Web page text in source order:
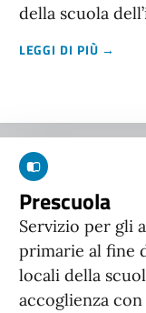
della scuola
LEGGI DI PIÙ →
Prescuola
Servizio per gli
primarie al fine
locali della
accoglienza